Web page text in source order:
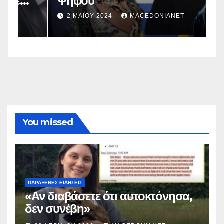
2 ΜΑΪ́ΟΥ 2024 MACEDONIANET
You missed
ΠΑΡΆΞΕΝΕΣ ΕΙΔΉΣΕΙΣ
«Αν διαβάσετε ότι αυτοκτόνησα,
δεν συνέβη»